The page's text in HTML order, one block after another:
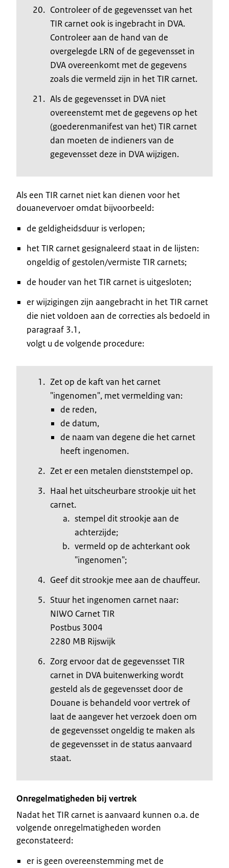
Controleer of de gegevensset van het
TIR carnet ook is ingebracht in DVA.
Controleer aan de hand van de
overgelegde LRN of de gegevensset in
DVA overeenkomt met de gegevens
zoals die vermeld zijn in het TIR carnet.
Als de gegevensset in DVA niet
overeenstemt met de gegevens op het
(goederenmanifest van het) TIR carnet
dan moeten de indieners van de
gegevensset deze in DVA wijzigen.
Als een TIR carnet niet kan dienen voor het
douanevervoer omdat bijvoorbeeld:
de geldigheidsduur is verlopen;
het TIR carnet gesignaleerd staat in de lijsten:
ongeldig of gestolen/vermiste TIR carnets;
de houder van het TIR carnet is uitgesloten;
er wijzigingen zijn aangebracht in het TIR carnet
die niet voldoen aan de correcties als bedoeld in
paragraaf 3.1,
volgt u de volgende procedure:
Zet op de kaft van het carnet
"ingenomen", met vermelding van:
de reden,
de datum,
de naam van degene die het carnet
heeft ingenomen.
Zet er een metalen dienststempel op.
Haal het uitscheurbare strookje uit het
carnet.
stempel dit strookje aan de
achterzijde;
vermeld op de achterkant ook
"ingenomen";
Geef dit strookje mee aan de chauffeur.
Stuur het ingenomen carnet naar:
NIWO Carnet TIR
Postbus 3004
2280 MB Rijswijk
Zorg ervoor dat de gegevensset TIR
carnet in DVA buitenwerking wordt
gesteld als de gegevensset door de
Douane is behandeld voor vertrek of
laat de aangever het verzoek doen om
de gegevensset ongeldig te maken als
de gegevensset in de status aanvaard
staat.
Onregelmatigheden bij vertrek
Nadat het TIR carnet is aanvaard kunnen o.a. de
volgende onregelmatigheden worden
geconstateerd:
er is geen overeenstemming met de